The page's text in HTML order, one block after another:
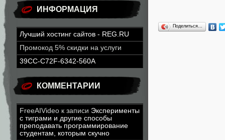
ИНФОРМАЦИЯ
Лучший хостинг сайтов - REG.RU
Промокод 5% скидки на услуги
39CC-C72F-6342-560A
КОММЕНТАРИИ
FreeAIVideo к записи Эксперименты
с тиграми и другие способы
преподавать программирование
студентам, которым скучно
Поделиться…